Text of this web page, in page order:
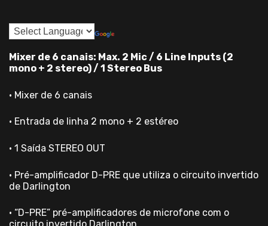
Mixer de 6 canais: Max. 2 Mic / 6 Line Inputs (2
mono + 2 stereo) / 1 Stereo Bus
• Mixer de 6 canais
• Entrada de linha 2 mono + 2 estéreo
• 1 Saída STEREO OUT
• Pré-amplificador D-PRE que utiliza o circuito invertido
de Darlington
• “D-PRE” pré-amplificadores de microfone com o